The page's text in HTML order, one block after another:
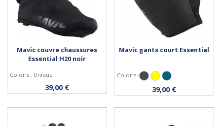
Personnaliser
Mavic couvre chaussures
Essential H20 noir
Coloris : Unique
39,00 € Personnaliser
Mavic gants court Essential
Coloris : Noir Jaune Bleu Cobalt
39,00 €